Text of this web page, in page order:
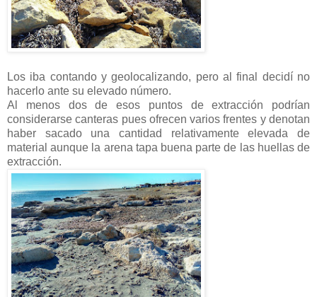
Los iba contando y geolocalizando, pero al final decidí no
hacerlo ante su elevado número.
Al menos dos de esos puntos de extracción podrían
considerarse canteras pues ofrecen varios frentes y denotan
haber sacado una cantidad relativamente elevada de
material aunque la arena tapa buena parte de las huellas de
extracción.